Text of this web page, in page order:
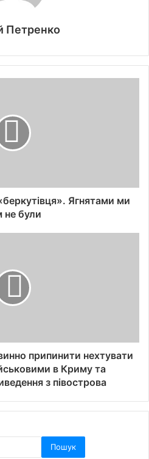
Петренко
Ягнятами ми
не були
припинити нехтувати
в Криму та
з півострова
Пошук